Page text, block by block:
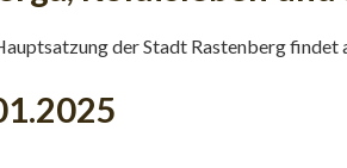
der Stadt Rastenberg findet